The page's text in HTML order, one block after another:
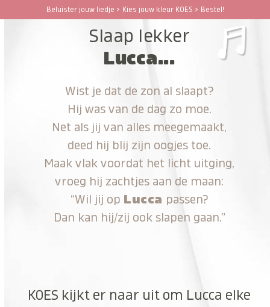
Beluister jouw liedje > Kies jouw kleur KOES > Bestel!
Open
Close
Slaap lekker
Lucca...
Wist je dat de zon al slaapt?
Hij was van de dag zo moe.
Net als jij van alles meegemaakt,
deed hij blij zijn oogjes toe.
Maak vlak voordat het licht uitging,
vroeg hij zachtjes aan de maan:
“Wil jij op Lucca passen?
Dan kan hij/zij ook slapen gaan.”
KOES kijkt er naar uit om Lucca elke